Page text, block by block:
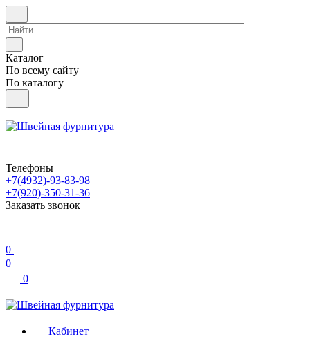
Каталог
По всему сайту
По каталогу
Телефоны
+7(4932)-93-83-98
+7(920)-350-31-36
Заказать звонок
0
0
0
Кабинет